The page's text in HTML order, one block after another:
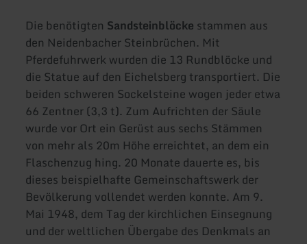
Die benötigten Sandsteinblöcke stammen aus
den Neidenbacher Steinbrüchen. Mit
Pferdefuhrwerk wurden die 13 Rundblöcke und
die Statue auf den Eichelsberg transportiert. Die
beiden schweren Sockelsteine wogen jeder etwa
66 Zentner (3,3 t). Zum Aufrichten der Säule
wurde vor Ort ein Gerüst aus sechs Stämmen
von mehr als 20m Höhe erreichtet, an dem ein
Flaschenzug hing. 20 Monate dauerte es, bis
dieses beispielhafte Gemeinschaftswerk der
Bevölkerung vollendet werden konnte. Am 9.
Mai 1948, dem Tag der kirchlichen Einsegnung
und der weltlichen Übergabe des Denkmals an